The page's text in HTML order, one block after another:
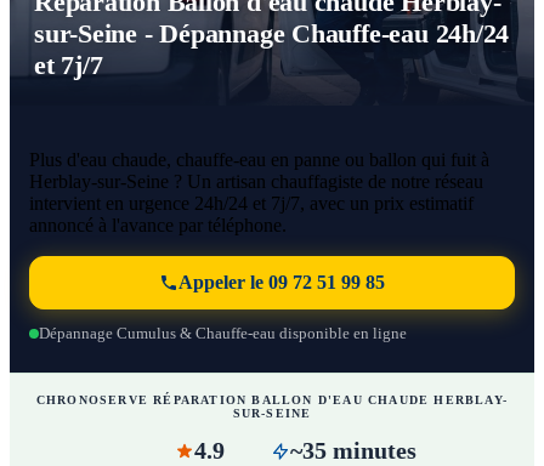
sur-Seine - Dépannage Chauffe-eau 24h/24
et 7j/7
Plus d'eau chaude, chauffe-eau en panne ou ballon qui fuit à
Herblay-sur-Seine ? Un artisan chauffagiste de notre réseau
intervient en urgence 24h/24 et 7j/7, avec un prix estimatif
annoncé à l'avance par téléphone.
Appeler le 09 72 51 99 85
Dépannage Cumulus & Chauffe-eau disponible en ligne
CHRONOSERVE RÉPARATION BALLON D'EAU CHAUDE HERBLAY-
SUR-SEINE
4.9 ~35 minutes